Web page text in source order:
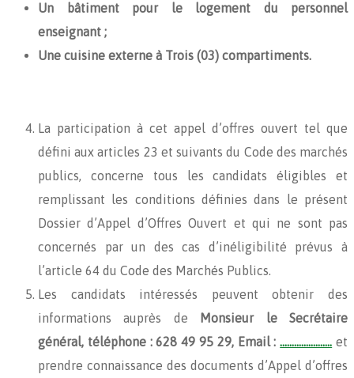
Un bâtiment pour le logement du personnel
enseignant ;
Une cuisine externe à Trois (03) compartiments.
La participation à cet appel d’offres ouvert tel que
défini aux articles 23 et suivants du Code des marchés
publics, concerne tous les candidats éligibles et
remplissant les conditions définies dans le présent
Dossier d’Appel d’Offres Ouvert et qui ne sont pas
concernés par un des cas d’inéligibilité prévus à
l’article 64 du Code des Marchés Publics.
Les candidats intéressés peuvent obtenir des
informations auprès de Monsieur le Secrétaire
général, téléphone : 628 49 95 29, Email :…………………. et
prendre connaissance des documents d’Appel d’offres